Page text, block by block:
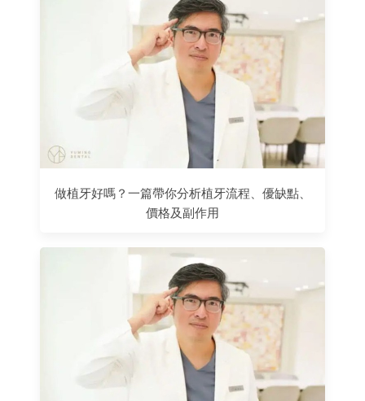
做植牙好嗎？一篇帶你分析植牙流程、優缺點、
價格及副作用